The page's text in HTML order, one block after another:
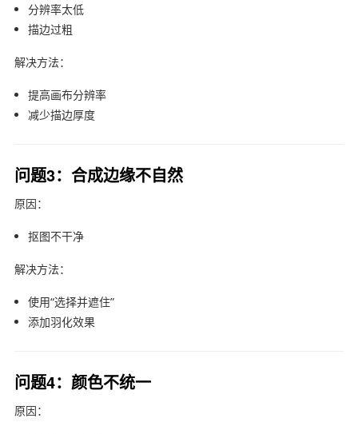
分辨率太低
描边过粗
解决方法：
提高画布分辨率
减少描边厚度
问题3：合成边缘不自然
原因：
抠图不干净
解决方法：
使用“选择并遮住”
添加羽化效果
问题4：颜色不统一
原因：